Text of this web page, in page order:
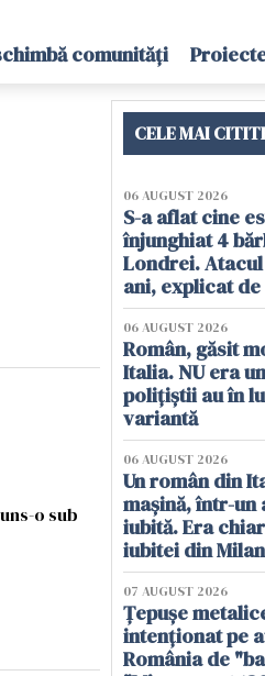
comunități
o sub
CELE MAI
06 AUGUST 2026
S-a aflat cine
înjunghiat 4
Londrei.
ani, explicat
06 AUGUST 2026
Român, găsit
Italia. NU era
polițiștii au în
variantă
06 AUGUST 2026
Un român din
mașină, într-
iubită. Era
iubitei din
07 AUGUST 2026
Țepușe
intenționat pe
România de